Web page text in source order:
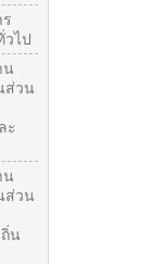
ไป
น
ส่วน
ะ
น
ส่วน
น